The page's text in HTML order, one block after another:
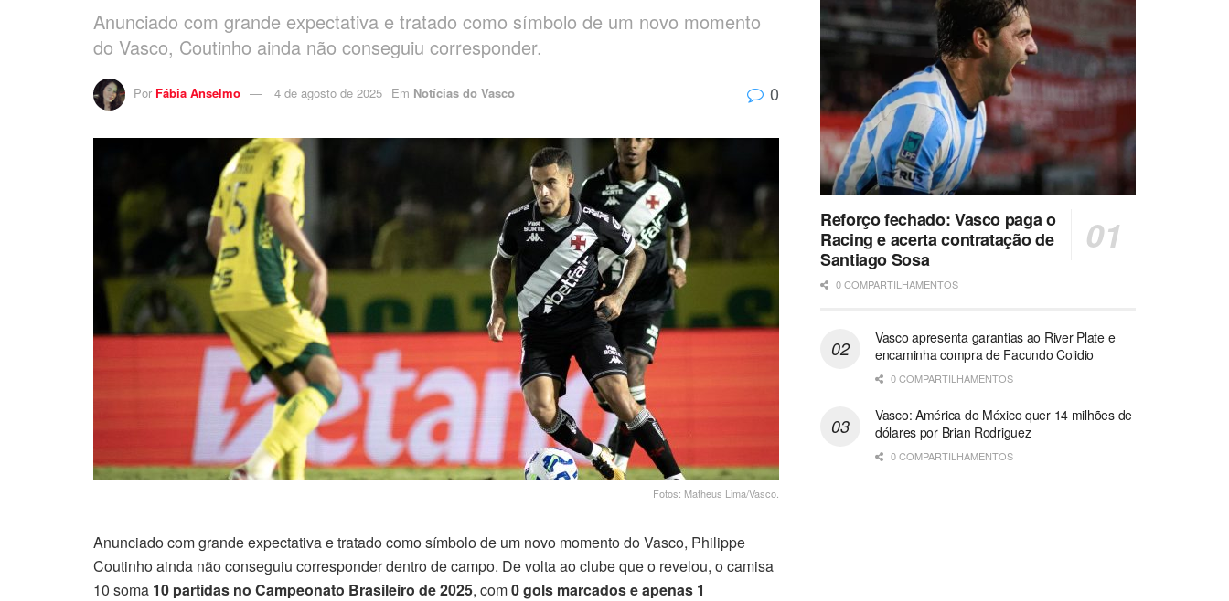
Anunciado com grande expectativa e tratado como símbolo de um novo momento
do Vasco, Coutinho ainda não conseguiu corresponder.
Por Fábia Anselmo 4 de agosto de 2025 Em Notícias do Vasco 0
Fotos: Matheus Lima/Vasco.
Anunciado com grande expectativa e tratado como símbolo de um novo momento do Vasco, Philippe
Coutinho ainda não conseguiu corresponder dentro de campo. De volta ao clube que o revelou, o camisa
10 soma 10 partidas no Campeonato Brasileiro de 2025, com0 gols marcados e apenas 1
Reforço fechado: Vasco paga o
Racing e acerta contratação de
Santiago Sosa
0 COMPARTILHAMENTOS
Vasco apresenta garantias ao River Plate e
encaminha compra de Facundo Colidio
0 COMPARTILHAMENTOS
Vasco: América do México quer 14 milhões de
dólares por Brian Rodriguez
0 COMPARTILHAMENTOS